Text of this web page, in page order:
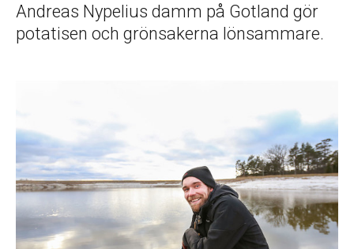
Andreas Nypelius damm på Gotland gör
potatisen och grönsakerna lönsammare.